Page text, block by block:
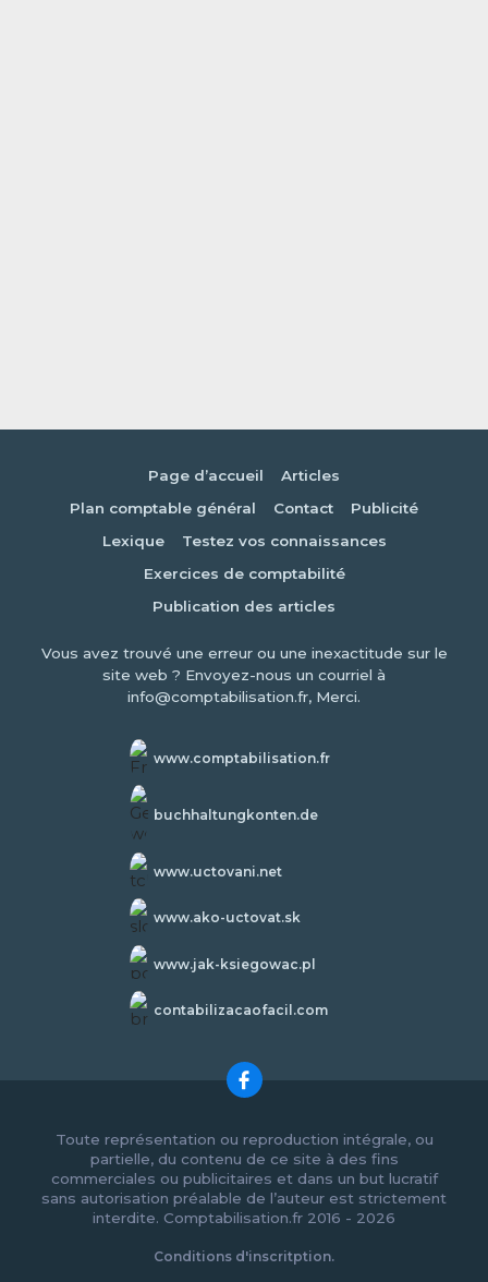
Page d’accueil
Articles
Plan comptable général
Contact
Publicité
Lexique
Testez vos connaissances
Exercices de comptabilité
Publication des articles
Vous avez trouvé une erreur ou une inexactitude sur le
site web ? Envoyez-nous un courriel à
info@comptabilisation.fr, Merci.
www.comptabilisation.fr
buchhaltungkonten.de
www.uctovani.net
www.ako-uctovat.sk
www.jak-ksiegowac.pl
contabilizacaofacil.com
Toute représentation ou reproduction intégrale, ou
partielle, du contenu de ce site à des fins
commerciales ou publicitaires et dans un but lucratif
sans autorisation préalable de l’auteur est strictement
interdite. Comptabilisation.fr 2016 - 2026
Conditions d'inscritption.